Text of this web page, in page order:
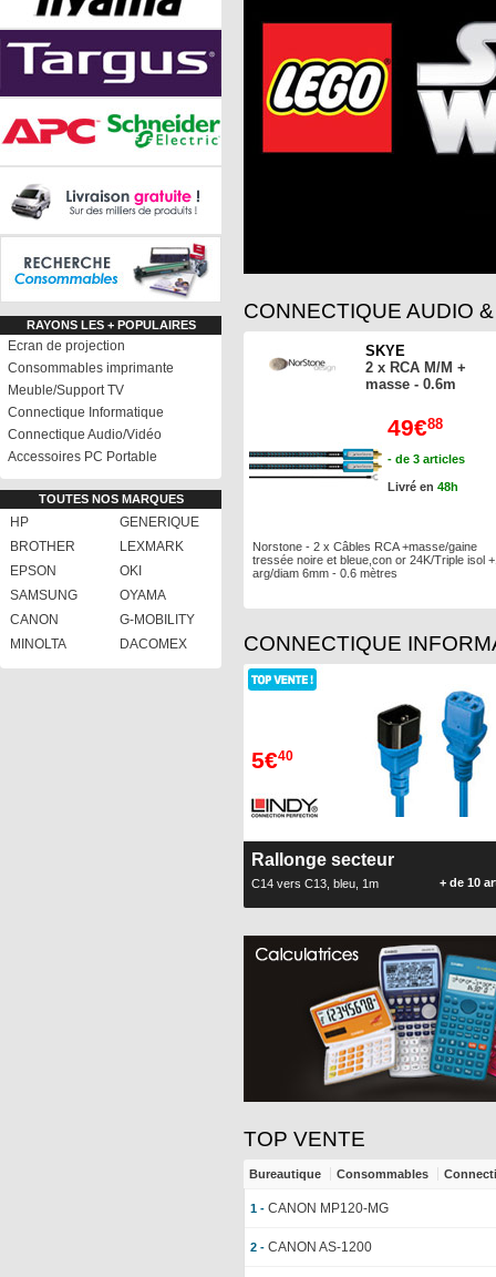
RAYONS LES + POPULAIRES
Ecran de projection
Consommables imprimante
Meuble/Support TV
Connectique Informatique
Connectique Audio/Vidéo
Accessoires PC Portable
TOUTES NOS MARQUES
HP
GENERIQUE
BROTHER
LEXMARK
EPSON
OKI
SAMSUNG
OYAMA
CANON
G-MOBILITY
MINOLTA
DACOMEX
CONNECTIQUE AUDIO
49€88
- de 3 articles
Livré en 48h
SKYE
2 x RCA M/M +
masse - 0.6m
Norstone - 2 x Câbles RCA +masse/gaine
tressée noire et bleue,con or 24K/Triple isol
arg/diam 6mm - 0.6 mètres
CONNECTIQUE
5€40
Rallonge secteur
C14 vers C13, bleu, 1m + de 10
TOP VENTE
Bureautique Consommables
1 - CANON MP120-MG
2 - CANON AS-1200